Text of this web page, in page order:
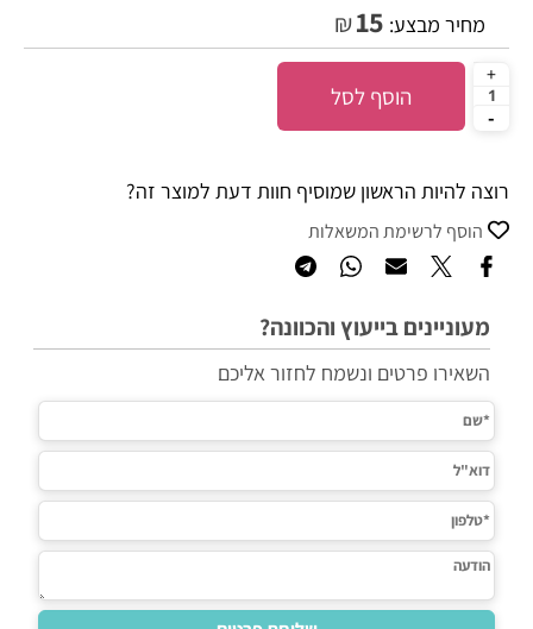
מחיר מבצע: ₪15
הוסף לסל
רוצה להיות הראשון שמוסיף חוות דעת למוצר זה?
הוסף לרשימת המשאלות
מעוניינים בייעוץ והכוונה?
השאירו פרטים ונשמח לחזור אליכם